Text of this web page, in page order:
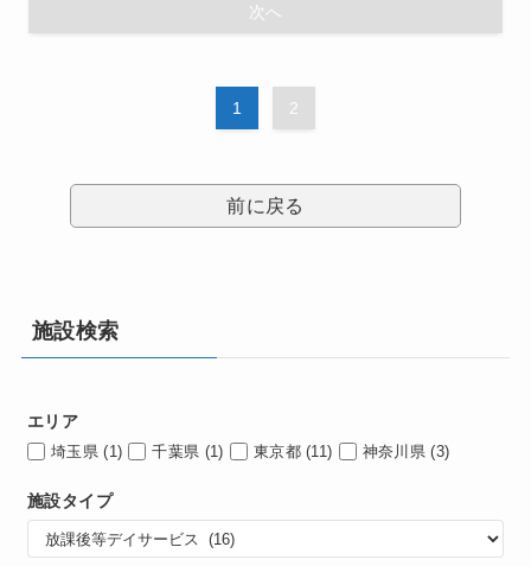
次へ
1 2
前に戻る
施設検索
エリア
埼玉県 (1) 千葉県 (1) 東京都 (11) 神奈川県 (3)
施設タイプ